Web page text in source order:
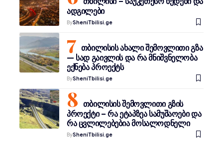
ადგილები
BySheniTbilisi.ge
თბილისის ახალი შემოვლითი გზა
— სად გაივლის და რა მნიშვნელობა
ექნება პროექტს
BySheniTbilisi.ge
თბილისის შემოვლითი გზის
პროექტი – რა ეტაპზეა სამუშაოები და
რა ცვლილებებია მოსალოდნელი
BySheniTbilisi.ge